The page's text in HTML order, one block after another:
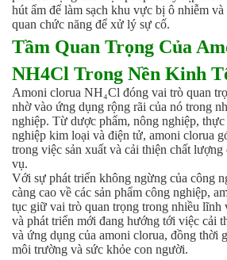
Ngành Sơn
Ngành In Ấn Bao Bì
Ngành Gốm Sứ
Ngành Gỗ
Ngành Mỹ Phẩm
Ngành Hóa Dầu
Ngành Giấy
Liên hệ
Tuyển dụng
hút ẩm để làm sạch khu vực bị ô nhiễm
quan chức năng để xử lý sự cố.
Tầm Quan Trọng Của
NH4Cl Trong Nền Kinh
Amoni clorua NH₄Cl đóng vai trò quan
nhờ vào ứng dụng rộng rãi của nó trong
nghiệp. Từ dược phẩm, nông nghiệp, thực
nghiệp kim loại và điện tử, amoni clorua
trong việc sản xuất và cải thiện chất lượng
vụ.
Với sự phát triển không ngừng của công
càng cao về các sản phẩm công nghiệp,
tục giữ vai trò quan trọng trong nhiều lĩnh
và phát triển mới đang hướng tới việc cải
và ứng dụng của amoni clorua, đồng thời
môi trường và sức khỏe con người.